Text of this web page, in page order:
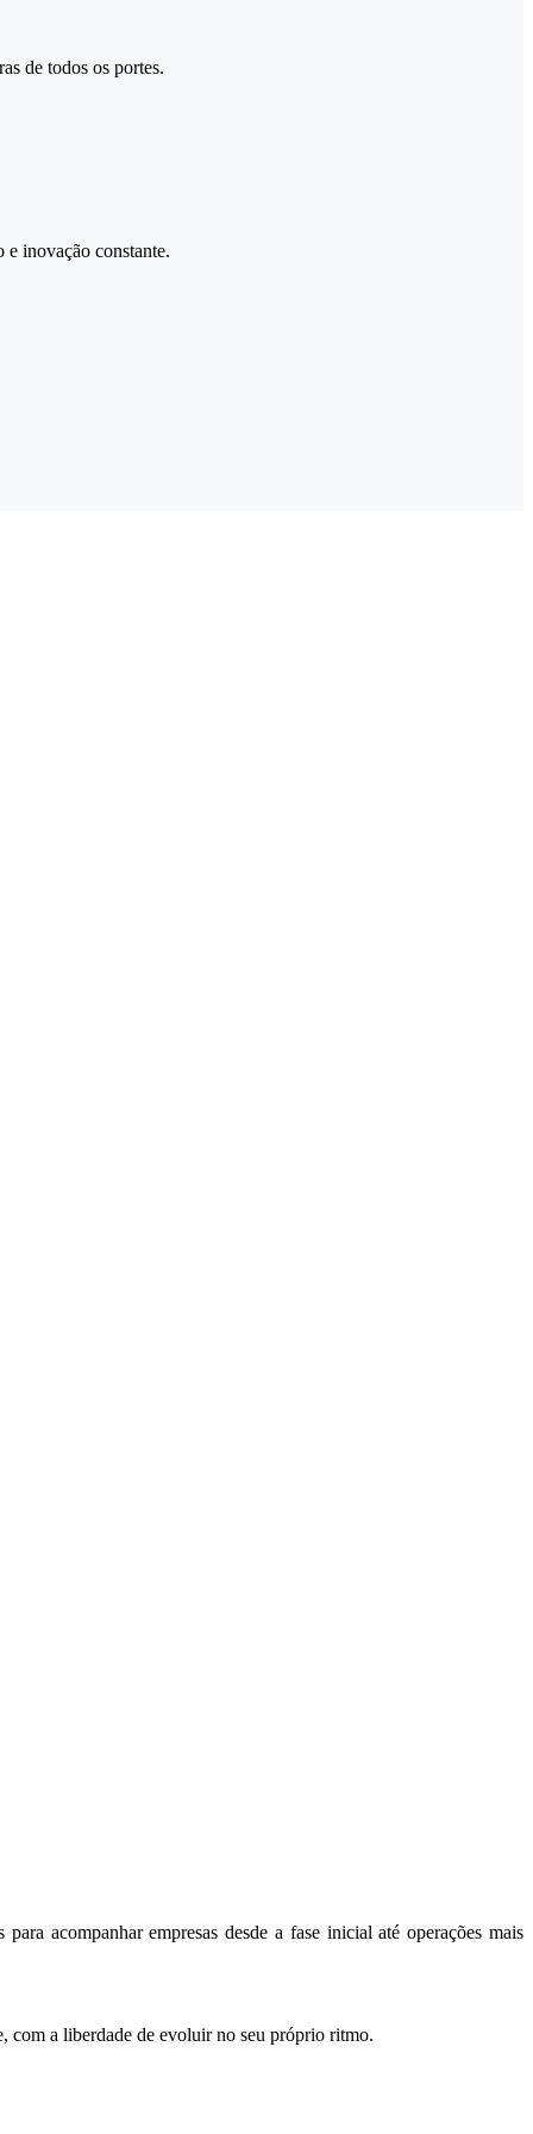
de todos os portes.
e inovação constante.
para acompanhar empresas desde a fase inicial até operações mais
com a liberdade de evoluir no seu próprio ritmo.